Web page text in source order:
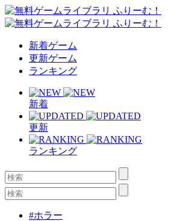
新着ゲーム
更新ゲーム
ランキング
新着
更新
ランキング
#ホラー